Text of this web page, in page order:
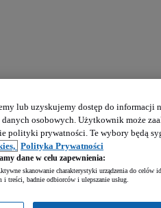
lub uzyskujemy dostęp do
osobowych. Użytkownik może
polityki prywatności. Te wybory będą
Polityka Prywatności
dane w celu zapewnienia:
skanowanie charakterystyki urządzenia do
treści, badnie odbiorców i ulepszanie usług.